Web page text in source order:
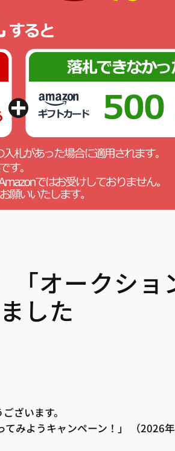
「オークシ
した
ざいます。
みようキャンペーン！」 （2026